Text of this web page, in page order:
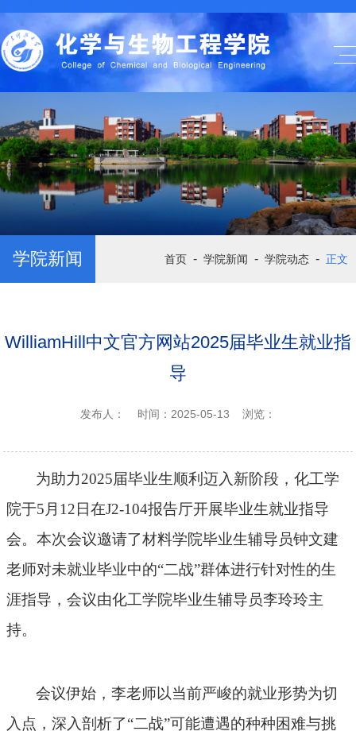
学院新闻 首页 - 学院新闻 - 学院动态 - 正文
WilliamHill中文官方网站2025届毕业生就业指
导
发布人： 时间：2025-05-13 浏览：
为助力2025届毕业生顺利迈入新阶段，化工学
院于5月12日在J2-104报告厅开展毕业生就业指导
会。本次会议邀请了材料学院毕业生辅导员钟文建
老师对未就业毕业中的“二战”群体进行针对性的生
涯指导，会议由化工学院毕业生辅导员李玲玲主
持。
会议伊始，李老师以当前严峻的就业形势为切
入点，深入剖析了“二战”可能遭遇的种种困难与挑